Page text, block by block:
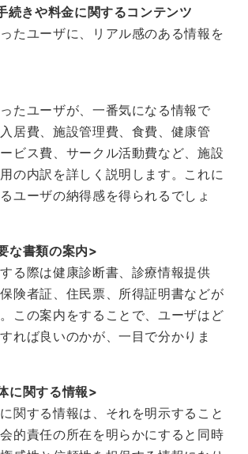
続きや料金に関するコンテンツ
たユーザに、リアル感のある情報を
たユーザが、一番気になる情報で
居費、施設管理費、食費、健康管
ビス費、サークル活動費など、施設
の内訳を詳しく説明します。これに
ユーザの納得感を得られるでしょ
な書類の案内>
る際は健康診断書、診療情報提供
険者証、住民票、所得証明書などが
この案内をすることで、ユーザはど
れば良いのかが、一目で分かりま
に関する情報>
関する情報は、それを明示すること
的責任の所在を明らかにすると同時